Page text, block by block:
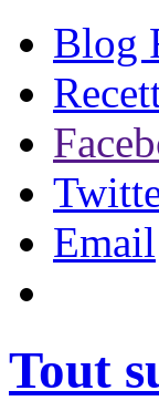
Blog
Email
Tout